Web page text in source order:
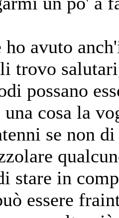
ho avuto
trovo
possano
una cosa la
se non
stare in
essere